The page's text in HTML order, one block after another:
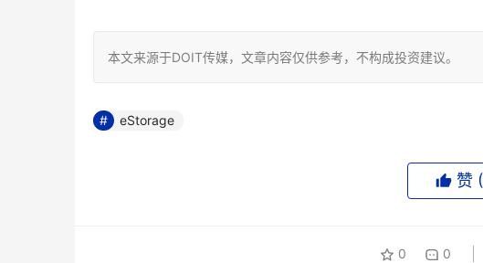
本文来源于DOIT传媒，文章内容仅供参考，不构成投资建议。
eStorage
赞 (
0 0